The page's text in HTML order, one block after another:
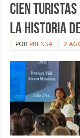
Cien turistas
la historia
POR PRENSA 2